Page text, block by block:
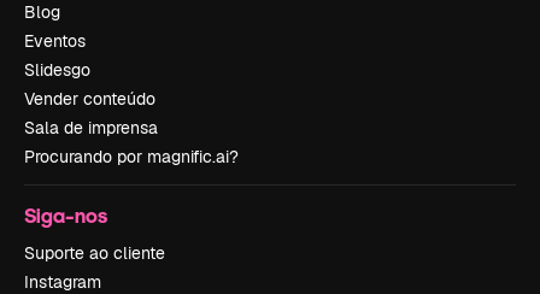
Blog
Eventos
Slidesgo
Vender conteúdo
Sala de imprensa
Procurando por magnific.ai?
Siga-nos
Suporte ao cliente
Instagram